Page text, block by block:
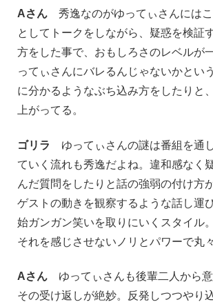
Aさん 秀逸なのがゆってぃさんには
としてトークをしながら、疑惑を検証
方をした事で、おもしろさのレベルが
ってぃさんにバレるんじゃないかとい
に分かるようなぶち込み方をしたりと
上がってる。
ゴリラ
ゆってぃさんの謎は番組を通
ていく流れも秀逸だよね。違和感なく
んだ質問をしたりと話の強弱の付け方
ゲストの動きを観察するような話し運
始ガンガン笑いを取りにいくスタイル
それを感じさせないノリとパワーで丸
Aさん ゆってぃさんも後輩二人から
その受け返しが絶妙。反発しつつやり